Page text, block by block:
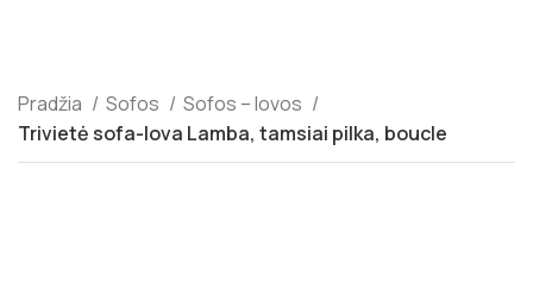
Pradžia Sofos
Sofos – lovos
Trivietė sofa-lova Lamba, tamsiai pilka, boucle